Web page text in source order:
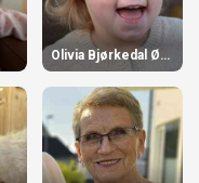
Olivia Bjørkedal Øvstegård 3 år